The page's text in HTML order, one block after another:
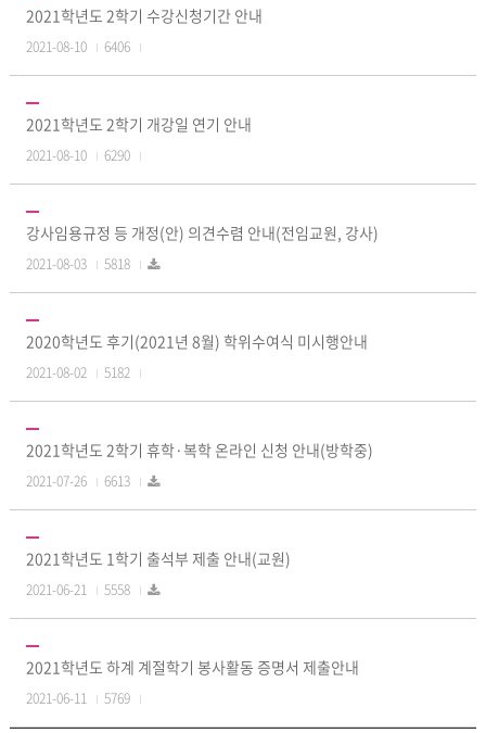
2021학년도 2학기 수강신청기간 안내
2021-08-10 6406
2021학년도 2학기 개강일 연기 안내
2021-08-10 6290
강사임용규정 등 개정(안) 의견수렴 안내(전임교원, 강사)
2021-08-03 5818
2020학년도 후기(2021년 8월) 학위수여식 미시행안내
2021-08-02 5182
2021학년도 2학기 휴학·복학 온라인 신청 안내(방학중)
2021-07-26 6613
2021학년도 1학기 출석부 제출 안내(교원)
2021-06-21 5558
2021학년도 하계 계절학기 봉사활동 증명서 제출안내
2021-06-11 5769